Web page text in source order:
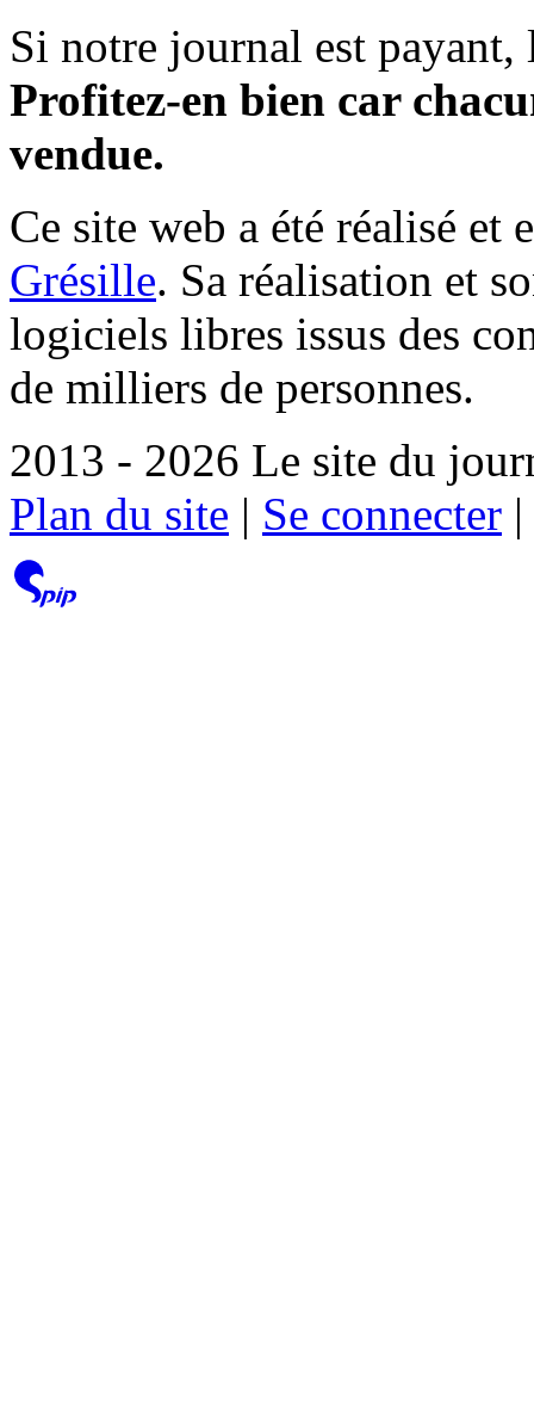
Si notre journal est payant,
Profitez-en bien car
vendue.
Ce site web a été réalisé et
Grésille. Sa réalisation et
logiciels libres issus des
de milliers de personnes.
2013 - 2026 Le site du
Plan du site | Se connecter |